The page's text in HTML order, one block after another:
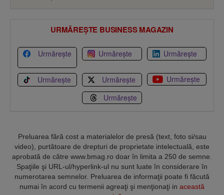
URMĂREȘTE BUSINESS MAGAZIN
Urmărește Urmărește Urmărește
Urmărește Urmărește
Urmărește
Urmărește
Preluarea fără cost a materialelor de presă (text, foto si/sau
video), purtătoare de drepturi de proprietate intelectuală, este
aprobată de către www.bmag.ro doar în limita a 250 de semne.
Spaţiile şi URL-ul/hyperlink-ul nu sunt luate în considerare în
numerotarea semnelor. Preluarea de informaţii poate fi făcută
numai în acord cu termenii agreaţi şi menţionaţi in această